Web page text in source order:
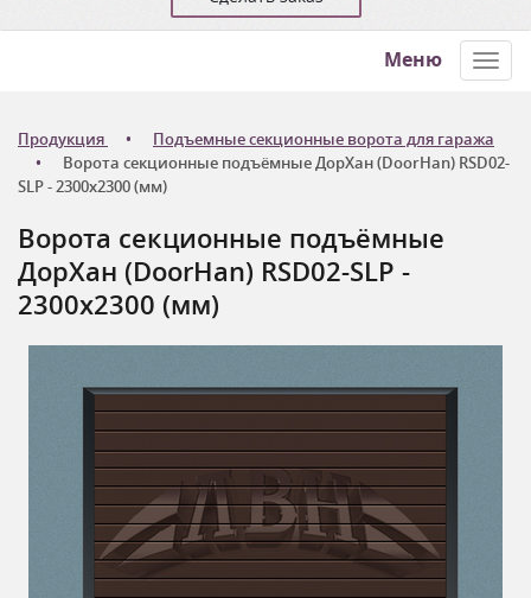
Меню
Продукция
Подъемные секционные ворота для гаража
Ворота секционные подъёмные ДорХан (DoorHan) RSD02-
SLP - 2300x2300 (мм)
Ворота секционные подъёмные
ДорХан (DoorHan) RSD02-SLP -
2300x2300 (мм)